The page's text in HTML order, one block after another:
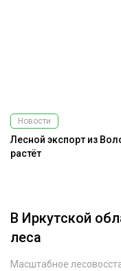
В Иркутской
леса
Масштабное
Новости
Лесной экспорт из
растёт